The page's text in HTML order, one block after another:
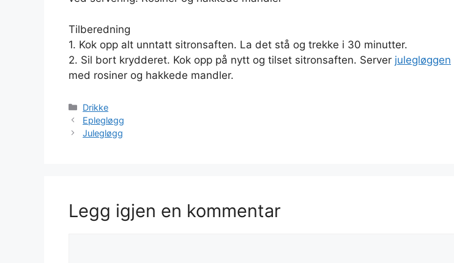
Tilberedning
1. Kok opp alt unntatt sitronsaften. La det stå og trekke i 30 minutter.
2. Sil bort krydderet. Kok opp på nytt og tilset sitronsaften. Server julegløggen
med rosiner og hakkede mandler.
Kategorier
Drikke
Eplegløgg
Julegløgg
Legg igjen en kommentar